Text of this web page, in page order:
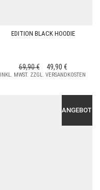
EDITION BLACK HOODIE
69,90€
URSPRÜNGLICHER
PREIS
69,90 €
49,90 €AKTUELLER
PREIS
49,90 €.
INKL. MWST. ZZGL. VERSANDKOSTEN
ANGEBOT!